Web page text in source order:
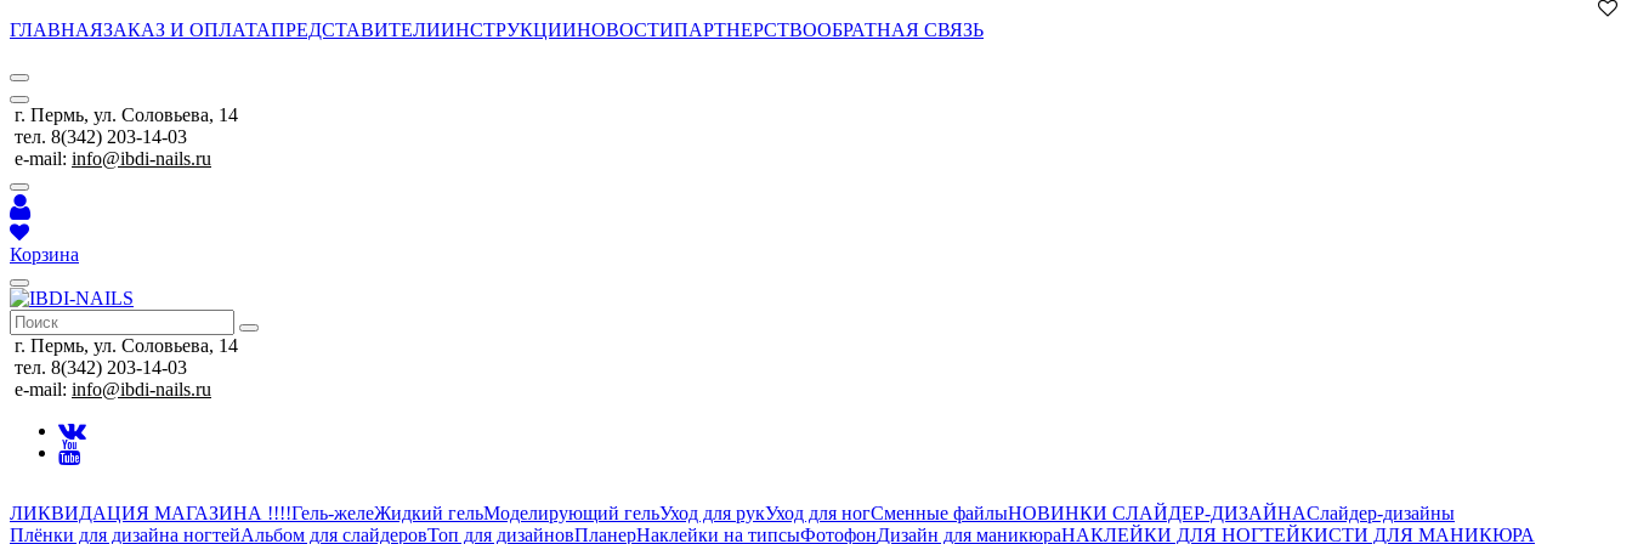
ГЛАВНАЯЗАКАЗ И ОПЛАТАПРЕДСТАВИТЕЛИИНСТРУКЦИИНОВОСТИПАРТНЕРСТВООБРАТНАЯ СВЯЗЬ
г. Пермь, ул. Соловьева, 14
тел. 8(342) 203-14-03
e-mail: info@ibdi-nails.ru
Корзина
г. Пермь, ул. Соловьева, 14
тел. 8(342) 203-14-03
e-mail: info@ibdi-nails.ru
ЛИКВИДАЦИЯ МАГАЗИНА !!!!Гель-желеЖидкий гельМоделирующий гельУход для рукУход для ногСменные файлыНОВИНКИ СЛАЙДЕР-ДИЗАЙНАСлайдер-дизайны
Плёнки для дизайна ногтейАльбом для слайдеровТоп для дизайновПланерНаклейки на типсыФотофонДизайн для маникюраНАКЛЕЙКИ ДЛЯ НОГТЕЙКИСТИ ДЛЯ МАНИКЮРА